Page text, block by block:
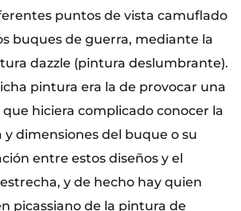
puntos de vista camuflado
buques de guerra, mediante la
dazzle (pintura deslumbrante).
pintura era la de provocar una
hiciera complicado conocer la
dimensiones del buque o su
entre estos diseños y el
y de hecho hay quien
picassiano de la pintura de